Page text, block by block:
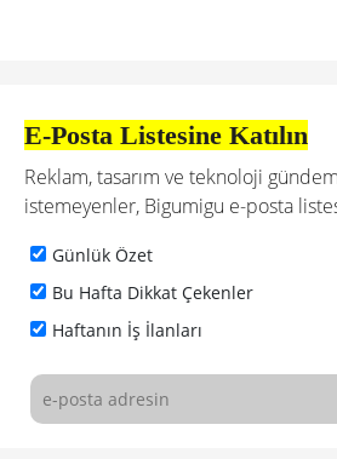
E-Posta Listesine Katılın
Reklam, tasarım ve teknoloji
istemeyenler, Bigumigu e-posta
Günlük Özet
Bu Hafta Dikkat Çekenler
Haftanın İş İlanları